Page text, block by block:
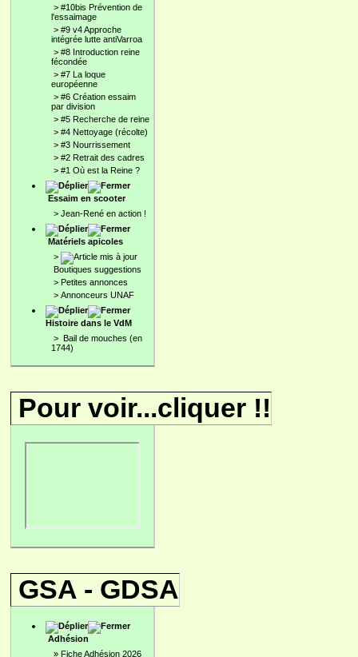
> #10bis Prévention de
l'essaimage
> #9 v4 Approche
intégrée lutte antiVarroa
> #8 Introduction reine
fécondée
> #7 La loque
européenne
> #6 Création essaim
par division
> #5 Recherche de reine
> #4 Nettoyage (récolte)
> #3 Nourrissement
> #2 Retrait des cadres
> #1 Où est la Reine ?
Essaim en scooter
> Jean-René en action !
Matériels apicoles
>
Boutiques suggestions
> Petites annonces
> Annonceurs UNAF
Histoire dans le VdM
> Bail de mouches (en
1744)
Pour voir...cliquer !!
GSA - GDSA
Adhésion
» Fiche Adhésion 2026